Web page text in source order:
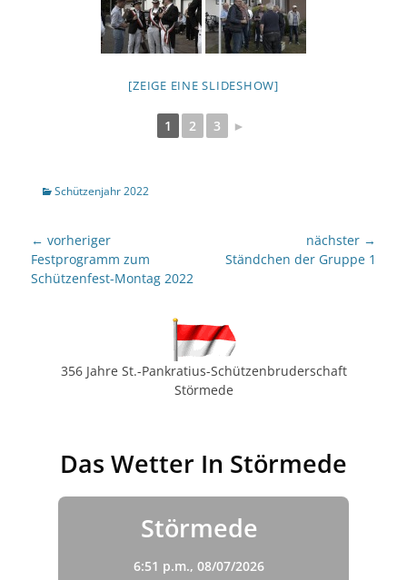
[ZEIGE EINE SLIDESHOW]
1 2 3 ►
Kategorien
Schützenjahr 2022
Beitragsnavigation
← vorheriger
Vorheriger
Beitrag:
Festprogramm zum
Schützenfest-Montag 2022
nächster →
nächster
Ständchen der Gruppe 1
356 Jahre St.-Pankratius-Schützenbruderschaft
Störmede
Das Wetter In Störmede
Störmede
6:51 p.m., 08/07/2026